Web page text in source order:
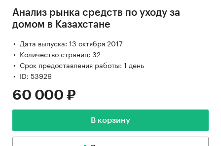
Анализ рынка средств по уходу за
домом в Казахстане
Дата выпуска: 13 октября 2017
Количество страниц: 32
Срок предоставления работы: 1 день
ID: 53926
60 000 ₽
В корзину